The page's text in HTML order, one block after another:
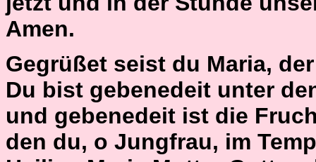
Amen.
Gegrüßet seist du Maria,
Du bist gebenedeit unter
und gebenedeit ist die
den du, o Jungfrau, im